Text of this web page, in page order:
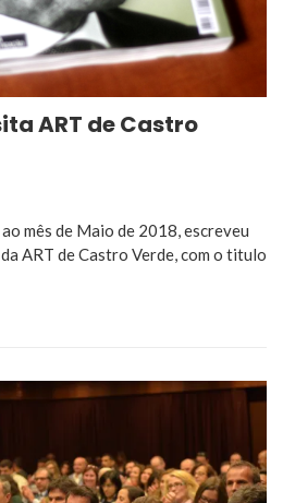
ART de Castro
mês de Maio de 2018, escreveu
ART de Castro Verde, com o titulo